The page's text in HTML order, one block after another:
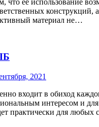
материал не…
2021
входит в обиход
интересом и
практически для